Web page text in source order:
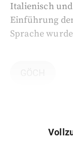
Italienisch
Einführung
Sprache